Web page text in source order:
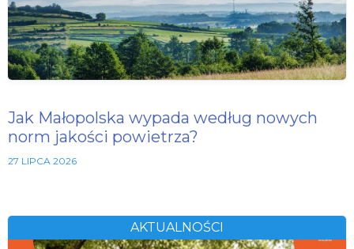
Jak Małopolska wypada według nowych
norm jakości powietrza?
27 LIPCA 2026
AKTUALNOŚCI